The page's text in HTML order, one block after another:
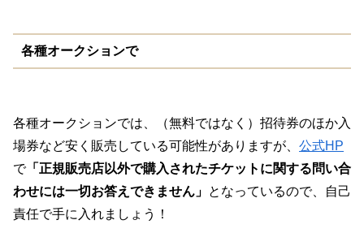
各種オークションで
各種オークションでは、（無料ではなく）招待券のほか入
場券など安く販売している可能性がありますが、 公式HP
で「正規販売店以外で購入されたチケットに関する問い合
わせには一切お答えできません」 となっているので、自己
責任で手に入れましょう！